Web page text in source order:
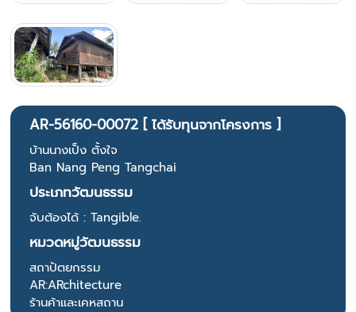
AR-56160-00072 [ ได้รับทุนจากโครงการ ]
บ้านนางเป็ง ตั้งใจ
Ban Nang Peng Tangchai
ประเภทวัฒนธรรม
จับต้องได้ : Tangible.
หมวดหมู่วัฒนธรรม
สถาปัตยกรรม
AR:ARchitecture
ร้านค้าและเคหสถาน